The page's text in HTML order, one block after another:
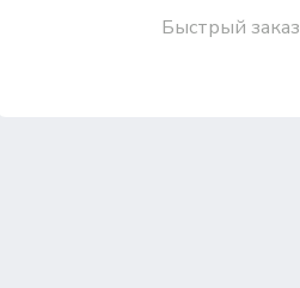
Быстрый заказ